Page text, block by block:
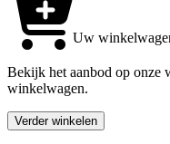
Uw
Bekijk het aanbod op onze
winkelwagen.
Verder winkelen